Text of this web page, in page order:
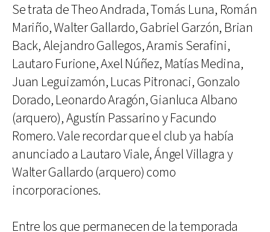
Se trata de Theo Andrada, Tomás Luna, Román
Mariño, Walter Gallardo, Gabriel Garzón, Brian
Back, Alejandro Gallegos, Aramis Serafini,
Lautaro Furione, Axel Núñez, Matías Medina,
Juan Leguizamón, Lucas Pitronaci, Gonzalo
Dorado, Leonardo Aragón, Gianluca Albano
(arquero), Agustín Passarino y Facundo
Romero. Vale recordar que el club ya había
anunciado a Lautaro Viale, Ángel Villagra y
Walter Gallardo (arquero) como
incorporaciones.
Entre los que permanecen de la temporada